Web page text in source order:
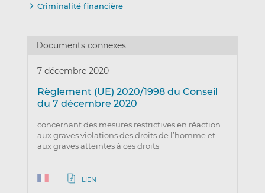
Criminalité financière
Documents connexes
7 décembre 2020
Règlement (UE) 2020/1998 du Conseil
du 7 décembre 2020
concernant des mesures restrictives en réaction
aux graves violations des droits de l’homme et
aux graves atteintes à ces droits
LIEN